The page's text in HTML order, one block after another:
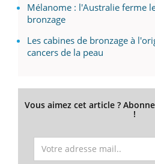
Mélanome : l'Australie ferme
bronzage
Les cabines de bronzage à
cancers de la peau
Vous aimez cet article ?
!